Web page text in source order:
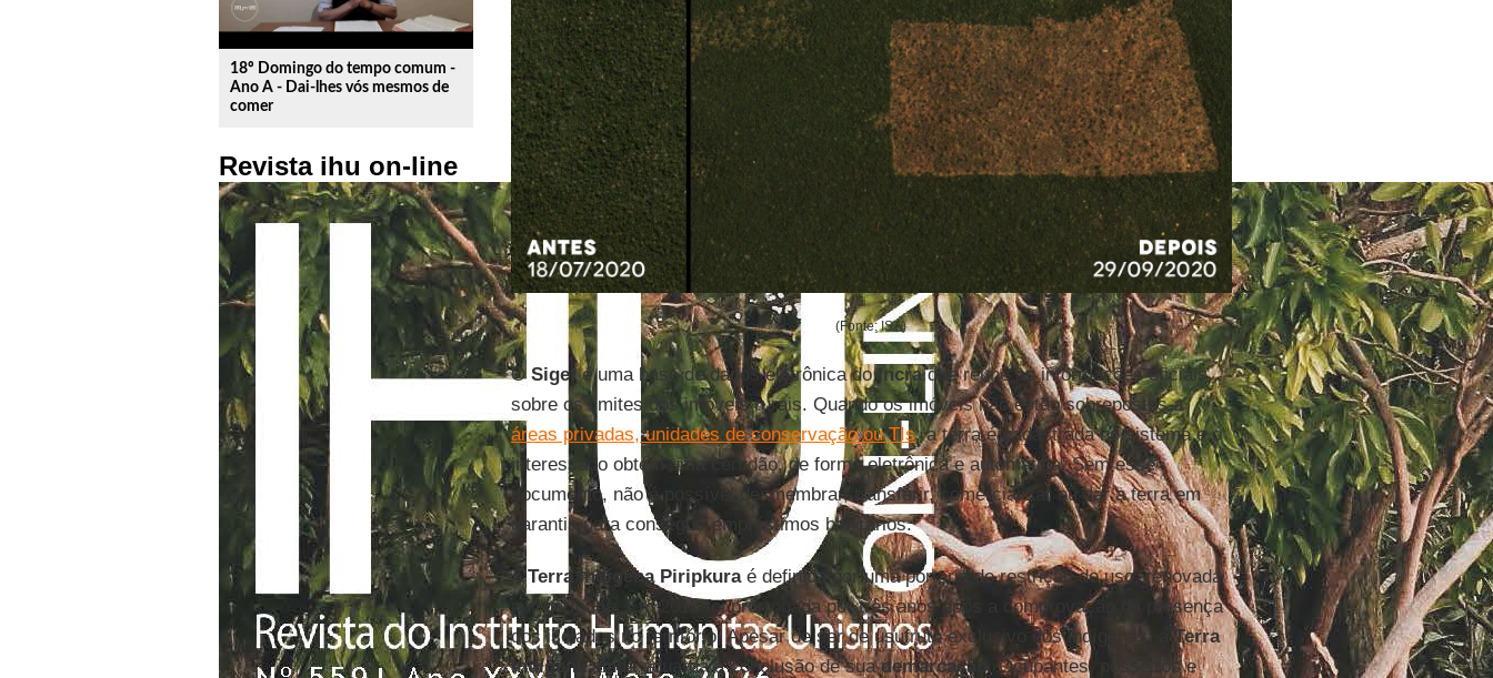
18º Domingo do tempo comum -
Ano A - Dai-lhes vós mesmos de
comer
Revista ihu on-line
(Fonte: ISA)
OSigefé uma base de dados eletrônica doIncraque reúne as informações oficiais
sobre os limites dos imóveis rurais. Quando os imóveis não estão sobrepostos a
áreas privadas, unidades de conservação ou TIs, a terra é cadastrada no sistema e o
interessado obtém uma certidão, de forma eletrônica e automática. Sem esse
documento, não é possível desmembrar, transferir, comercializar ou dar a terra em
garantia para conseguir empréstimos bancários.
ATerra Indígena Piripkuraé definida por uma portaria de restrição de uso, renovada
por períodos. Em 2018 foi prorrogada por três anos após a comprovação da presença
dos isolados no território. Apesar de ser de usufruto exclusivo dos indígenas, a Terra
Indígenaainda aguarda a conclusão de suademarcação. Ocupantes, posseiros e